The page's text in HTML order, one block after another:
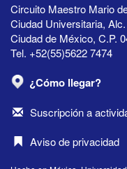
Circuito Maestro Mario
Ciudad Universitaria,
Ciudad de México, C.P.
Tel. +52(55)5622 7474
¿Cómo llegar?
Suscripción a
Aviso de privacidad